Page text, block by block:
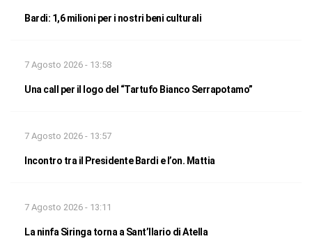
Bardi: 1,6 milioni per i nostri beni culturali
7 Agosto 2026 - 13:58
Una call per il logo del “Tartufo Bianco Serrapotamo”
7 Agosto 2026 - 13:57
Incontro tra il Presidente Bardi e l’on. Mattia
7 Agosto 2026 - 13:11
La ninfa Siringa torna a Sant’Ilario di Atella